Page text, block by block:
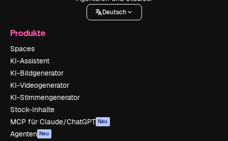
Deutsch
Produkte
Spaces
KI-Assistent
KI-Bildgenerator
KI-Videogenerator
KI-Stimmengenerator
Stock-Inhalte
MCP für Claude/ChatGPT Neu
Agenten Neu